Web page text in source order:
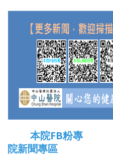
本院FB粉專
院新聞專區